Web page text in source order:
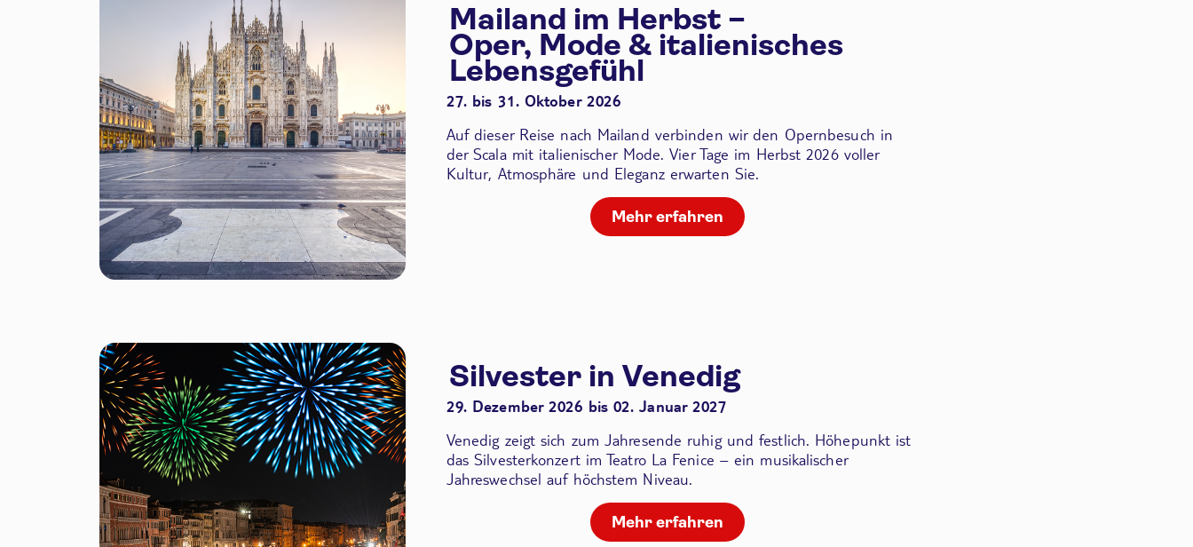
Mailand im Herbst –
Oper, Mode & italienisches
Lebensgefühl
27. bis 31. Oktober 2026
Auf dieser Reise nach Mailand verbinden wir den Opernbesuch in
der Scalamit italienischer Mode. Vier Tage im Herbst 2026 voller
Kultur, Atmosphäre und Eleganz erwarten Sie.
Mehr erfahren
Silvester in Venedig
29. Dezember 2026 bis 02. Januar 2027
Venedig zeigt sich zum Jahresende ruhig und festlich. Höhepunkt ist
das Silvesterkonzert im Teatro La Fenice – ein musikalischer
Jahreswechsel auf höchstem Niveau.
Mehr erfahren